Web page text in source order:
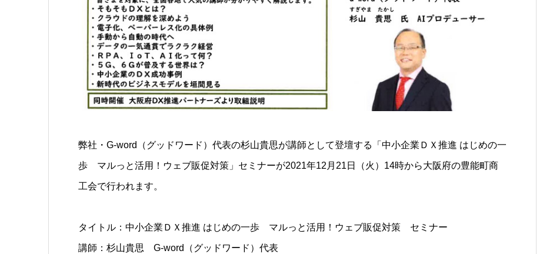
弊社・G-word（グッドワード）代表の杉山貴思が講師として登壇する「中小企業ＤＸ推進 はじめの一
歩 マルっと活用！ウェブ販促対策」セミナーが2021年12月21日（火）14時から大阪府の豊能町商
工会で行われます。
タイトル：中小企業ＤＸ推進 はじめの一歩 マルっと活用！ウェブ販促対策 セミナー
講師：杉山貴思 G-word（グッドワード）代表